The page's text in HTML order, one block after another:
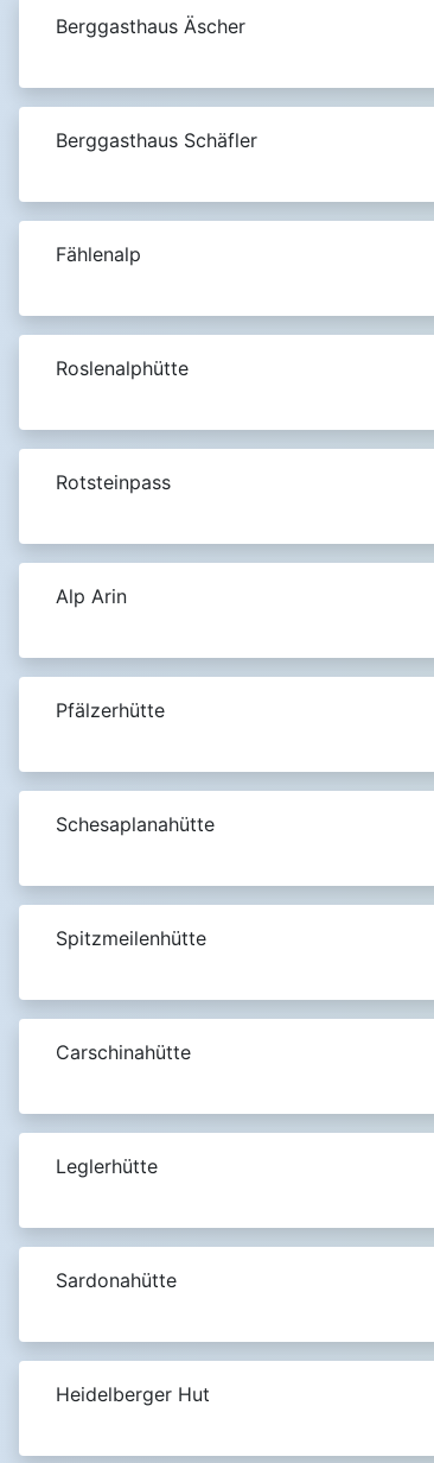
Berggasthaus Äscher
Berggasthaus Schäfler
Fählenalp
Roslenalphütte
Rotsteinpass
Alp Arin
Pfälzerhütte
Schesaplanahütte
Spitzmeilenhütte
Carschinahütte
Leglerhütte
Sardonahütte
Heidelberger Hut